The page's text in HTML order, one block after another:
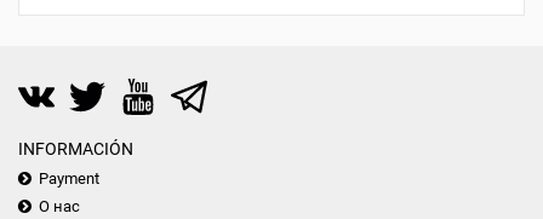
INFORMACIÓN
Payment
О нас